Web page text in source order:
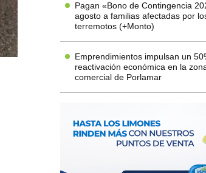
Pagan «Bono de Contingencia
agosto a familias afectadas por
terremotos (+Monto)
Emprendimientos impulsan un
reactivación económica en la
comercial de Porlamar